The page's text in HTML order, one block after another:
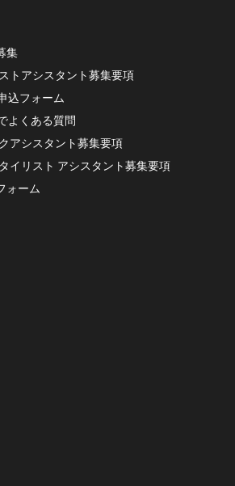
集
トアシスタント募集要項
込フォーム
よくある質問
アシスタント募集要項
イリスト アシスタント募集要項
ォーム